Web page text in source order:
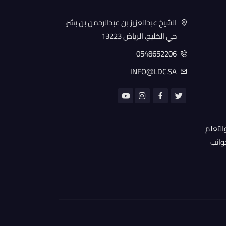
الشيخ عبدالعزيز بن عبدالرحمن بن بشر،
حي الخليج، الرياض 13223
0548652206
INFO@LDC.SA